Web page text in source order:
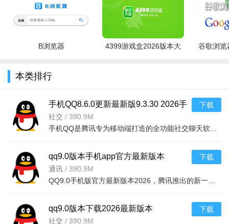
好友组队，携手穿梭破碎大陆、围猎恶魔BOSS，共享冒险乐
趣，梦回好友开团的热血时光；内置完善的社交互动功能，可与
好友交流战斗技巧、共享装备资源，同时设有仙魔战场、公会争
技。
Roguelike特色鲜明，可玩性拉满：区别于普通射击手游，关
B浏览器
4399游戏盒2026版本大
谷歌浏览
本类排行
手机QQ8.6.0更新最新版9.3.30 2026手
机版
社交 / 390.9M
下载
qq9.0版本手机app官方最新版本
20269.3.30 2026手机版
通讯 / 390.9M
下载
qq9.0版本下载2026最新版本
v9.3.302026安卓版
社交 / 390.9M
下载